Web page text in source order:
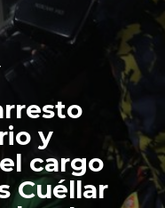
y
cargo
Cuéllar